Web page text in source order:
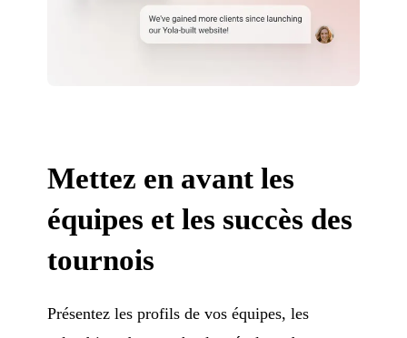
Mettez en avant les
équipes et les succès des
tournois
Présentez les profils de vos équipes, les